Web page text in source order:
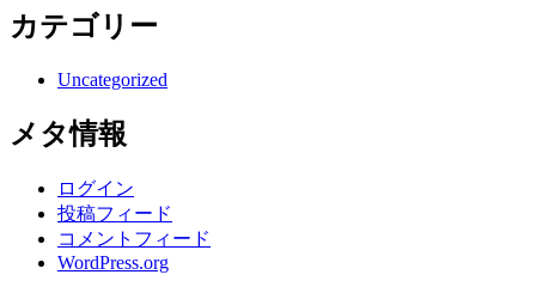
カテゴリー
Uncategorized
メタ情報
ログイン
投稿フィード
コメントフィード
WordPress.org